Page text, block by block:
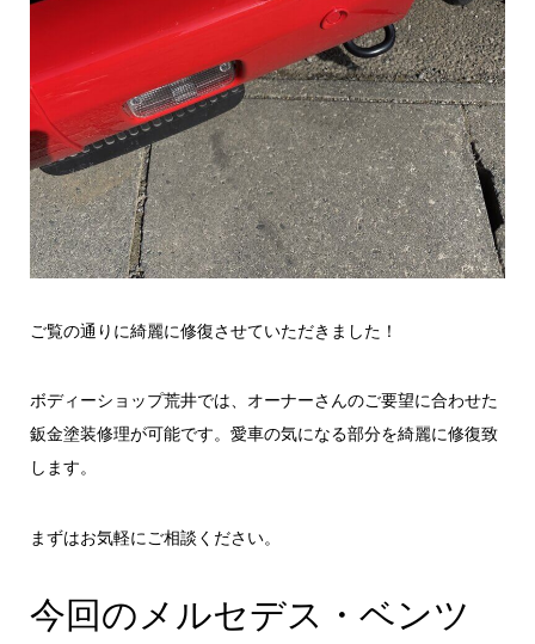
ご覧の通りに綺麗に修復させていただきました！
ボディーショップ荒井では、オーナーさんのご要望に合わせた
鈑金塗装修理が可能です。愛車の気になる部分を綺麗に修復致
します。
まずはお気軽にご相談ください。
今回のメルセデス・ベンツ